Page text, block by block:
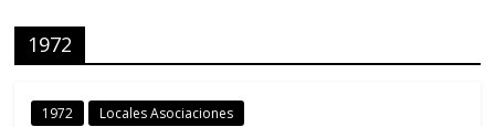
1972
1972 Locales Asociaciones